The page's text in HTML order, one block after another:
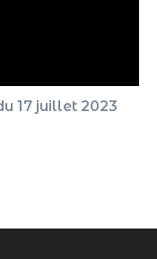
17 juillet 2023